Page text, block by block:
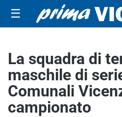
☰
La squadra di
maschile di
Comunali
campionato